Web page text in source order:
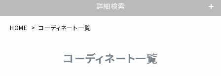
詳細検索
HOME コーディネート一覧
コーディネート一覧